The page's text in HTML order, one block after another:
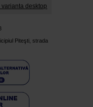
varianta desktop
Piteşti, strada